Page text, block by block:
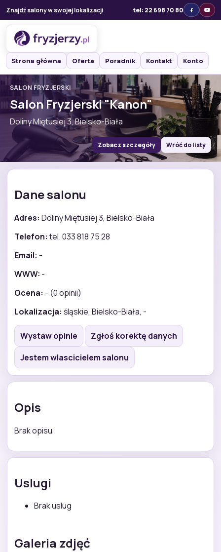
Znajdź salony w swojej lokalizacji tel: 22 698 70 80
Strona główna Oferta Poradnik Kontakt Konto
SALON FRYZJERSKI
Salon Fryzjerski "Kanon"
Doliny Miętusiej 3, Bielsko-Biała
Zobacz szczegóły Wróć do listy
Dane salonu
Adres: Doliny Miętusiej 3, Bielsko-Biała
Telefon: tel. 033 818 75 28
Email: -
WWW: -
Ocena: - (0 opinii)
Lokalizacja: śląskie, Bielsko-Biała, -
Wystaw opinie
Zgłoś korektę danych
Jestem wlascicielem salonu
Opis
Brak opisu
Uslugi
Brak uslug
Galeria zdjęć